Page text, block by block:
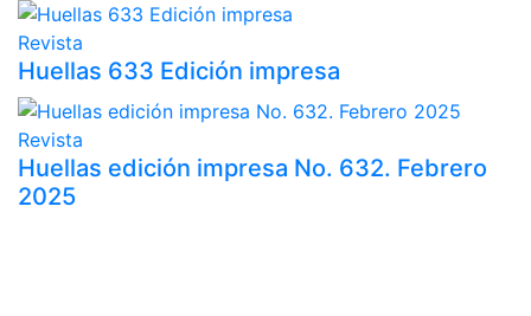
Revista
Huellas 633 Edición impresa
Revista
Huellas edición impresa No. 632. Febrero
2025